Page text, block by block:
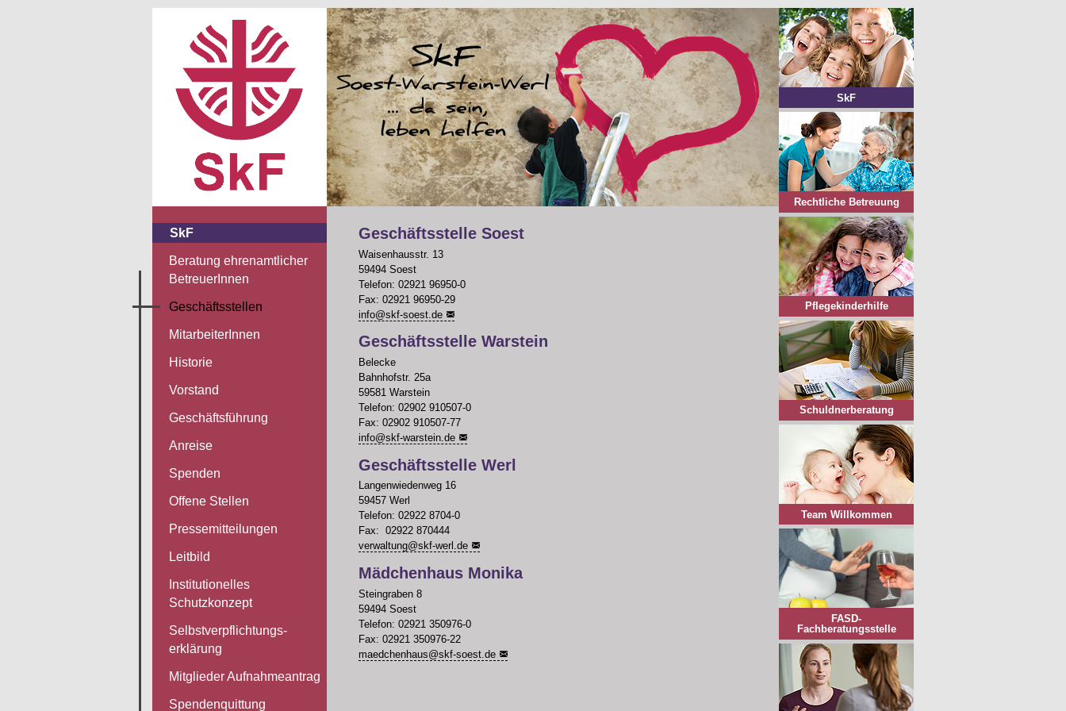
SkF
Beratung ehrenamtlicher
BetreuerInnen
Geschäftsstellen
MitarbeiterInnen
Historie
Vorstand
Geschäftsführung
Anreise
Spenden
Offene Stellen
Pressemitteilungen
Leitbild
Institutionelles
Schutzkonzept
Selbstverpflichtungs-
erklärung
Mitglieder Aufnahmeantrag
Spendenquittung
SkF
Rechtliche Betreuung
Pflegekinderhilfe
Schuldnerberatung
Team Willkommen
FASD-
Fachberatungsstelle
Geschäftsstelle Soest
Waisenhausstr. 13
59494 Soest
Telefon: 02921 96950-0
Fax: 02921 96950-29
info@skf-soest.de
Geschäftsstelle Warstein
Belecke
Bahnhofstr. 25a
59581 Warstein
Telefon: 02902 910507-0
Fax: 02902 910507-77
info@skf-warstein.de
Geschäftsstelle Werl
Langenwiedenweg 16
59457 Werl
Telefon: 02922 8704-0
Fax: 02922 870444
verwaltung@skf-werl.de
Mädchenhaus Monika
Steingraben 8
59494 Soest
Telefon: 02921 350976-0
Fax: 02921 350976-22
maedchenhaus@skf-soest.de